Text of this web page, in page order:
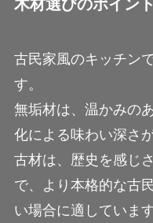
木材選びのポイント
古民家風のキッチン
す。
無垢材は、温かみの
化による味わい深さ
古材は、歴史を感じ
で、より本格的な古
い場合に適しています